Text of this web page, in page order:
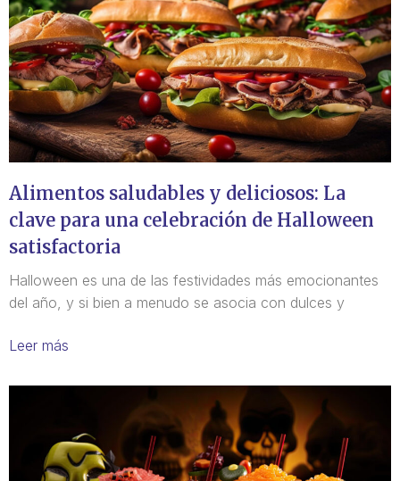
Alimentos saludables y deliciosos: La
clave para una celebración de Halloween
satisfactoria
Halloween es una de las festividades más emocionantes
del año, y si bien a menudo se asocia con dulces y
Leer más